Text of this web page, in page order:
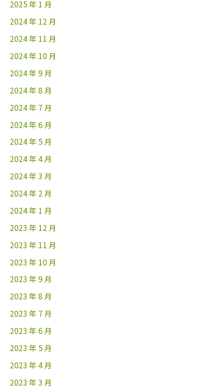
2025 年 1 月
2024 年 12 月
2024 年 11 月
2024 年 10 月
2024 年 9 月
2024 年 8 月
2024 年 7 月
2024 年 6 月
2024 年 5 月
2024 年 4 月
2024 年 3 月
2024 年 2 月
2024 年 1 月
2023 年 12 月
2023 年 11 月
2023 年 10 月
2023 年 9 月
2023 年 8 月
2023 年 7 月
2023 年 6 月
2023 年 5 月
2023 年 4 月
2023 年 3 月